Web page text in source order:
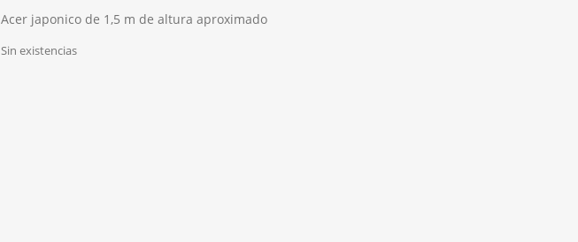
Acer japonico de 1,5 m de altura aproximado
Sin existencias